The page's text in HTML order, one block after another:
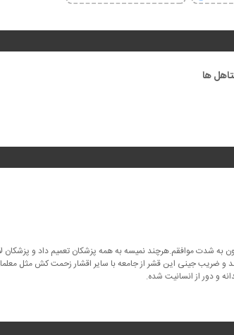
ها
به شدت موافقم.هرچند نمیسه به همه پزشکان تعمیم داد و
و ضریب جینی این قشر از جامعه با سایر اقشار زحمت کش مثل
و دور از انسانیت شده.